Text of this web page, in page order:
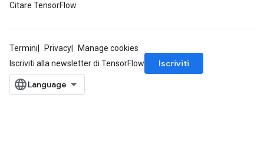
Citare TensorFlow
Termini Privacy
Manage cookies
Iscriviti alla newsletter di TensorFlow
Iscriviti